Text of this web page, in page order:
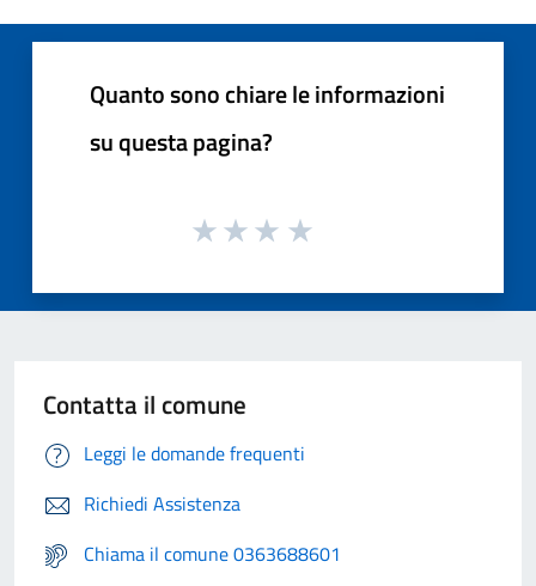
Quanto sono chiare le informazioni
su questa pagina?
Contatta il comune
Leggi le domande frequenti
Richiedi Assistenza
Chiama il comune 0363688601